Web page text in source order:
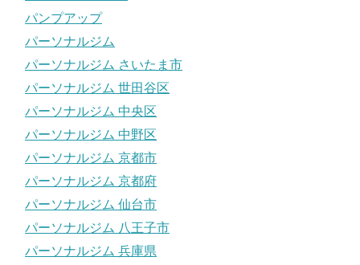
パンプアップ
パーソナルジム
パーソナルジム さいたま市
パーソナルジム 世田谷区
パーソナルジム 中央区
パーソナルジム 中野区
パーソナルジム 京都市
パーソナルジム 京都府
パーソナルジム 仙台市
パーソナルジム 八王子市
パーソナルジム 兵庫県